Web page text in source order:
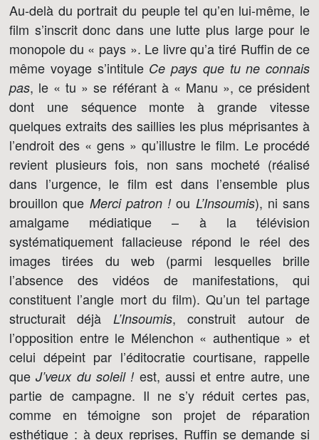
Au-delà du portrait du peuple tel qu’en lui-même, le
film s’inscrit donc dans une lutte plus large pour le
monopole du « pays ». Le livre qu’a tiré Ruffin de ce
même voyage s’intitule Ce pays que tu ne connais
pas, le « tu » se référant à « Manu », ce président
dont une séquence monte à grande vitesse
quelques extraits des saillies les plus méprisantes à
l’endroit des « gens » qu’illustre le film. Le procédé
revient plusieurs fois, non sans mocheté (réalisé
dans l’urgence, le film est dans l’ensemble plus
brouillon que Merci patron ! ou L’Insoumis), ni sans
amalgame médiatique – à la télévision
systématiquement fallacieuse répond le réel des
images tirées du web (parmi lesquelles brille
l’absence des vidéos de manifestations, qui
constituent l’angle mort du film). Qu’un tel partage
structurait déjà L’Insoumis, construit autour de
l’opposition entre le Mélenchon « authentique » et
celui dépeint par l’éditocratie courtisane, rappelle
queJ’veux du soleil ! est, aussi et entre autre, une
partie de campagne. Il ne s’y réduit certes pas,
comme en témoigne son projet de réparation
esthétique : à deux reprises, Ruffin se demande si